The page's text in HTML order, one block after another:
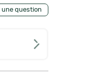
une question